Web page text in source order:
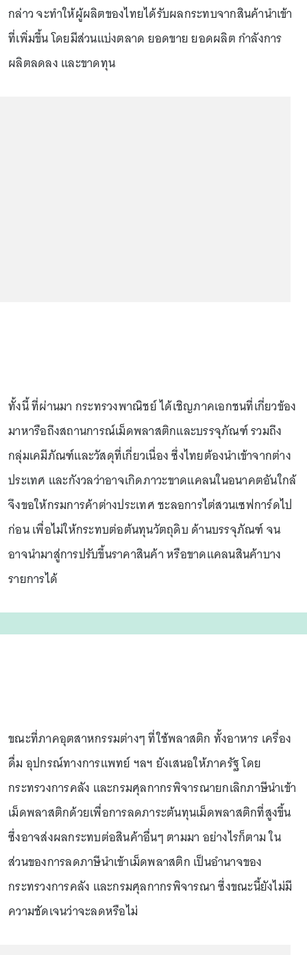
กล่าว จะทำให้ผู้ผลิตของไทยได้รับผลกระทบจากสินค้านำเข้า
ที่เพิ่มขึ้น โดยมีส่วนแบ่งตลาด ยอดขาย ยอดผลิต กำลังการ
ผลิตลดลง และขาดทุน
ทั้งนี้ ที่ผ่านมา กระทรวงพาณิชย์ ได้เชิญภาคเอกชนที่เกี่ยวข้อง
มาหารือถึงสถานการณ์เม็ดพลาสติกและบรรจุภัณฑ์ รวมถึง
กลุ่มเคมีภัณฑ์และวัสดุที่เกี่ยวเนื่อง ซึ่งไทยต้องนำเข้าจากต่าง
ประเทศ และกังวลว่าอาจเกิดภาวะขาดแคลนในอนาคตอันใกล้
จึงขอให้กรมการค้าต่างประเทศ ชะลอการไต่สวนเซฟการ์ดไป
ก่อน เพื่อไม่ให้กระทบต่อต้นทุนวัตถุดิบ ด้านบรรจุภัณฑ์ จน
อาจนำมาสู่การปรับขึ้นราคาสินค้า หรือขาดแคลนสินค้าบาง
รายการได้
ขณะที่ภาคอุตสาหกรรมต่างๆ ที่ใช้พลาสติก ทั้งอาหาร เครื่อง
ดื่ม อุปกรณ์ทางการแพทย์ ฯลฯ ยังเสนอให้ภาครัฐ โดย
กระทรวงการคลัง และกรมศุลกากรพิจารณายกเลิกภาษีนำเข้า
เม็ดพลาสติกด้วยเพื่อการลดภาระต้นทุนเม็ดพลาสติกที่สูงขึ้น
ซึ่งอาจส่งผลกระทบต่อสินค้าอื่นๆ ตามมา อย่างไรก็ตาม ใน
ส่วนของการลดภาษีนำเข้าเม็ดพลาสติก เป็นอำนาจของ
กระทรวงการคลัง และกรมศุลกากรพิจารณา ซึ่งขณะนี้ยังไม่มี
ความชัดเจนว่าจะลดหรือไม่